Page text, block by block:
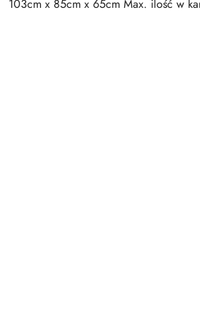
103cm x 85cm x 65cm Max. ilość w